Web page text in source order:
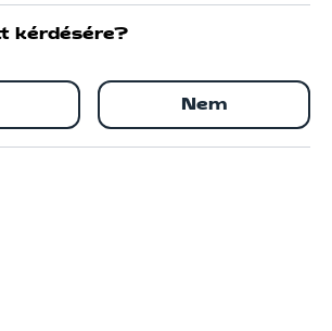
kérdésére?
Nem